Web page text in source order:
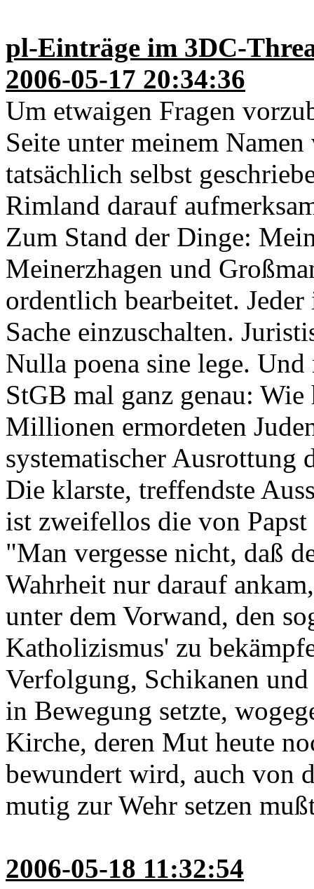
pl-Einträge im 3DC-
2006-05-17 20:34:36
Um etwaigen Fragen
Seite unter meinem
tatsächlich selbst
Rimland darauf
Zum Stand der Dinge:
Meinerzhagen und
ordentlich bearbeitet.
Sache einzuschalten.
Nulla poena sine lege.
StGB mal ganz genau:
Millionen ermordeten
systematischer Ausrottung
Die klarste, treffendste
ist zweifellos die von
"Man vergesse nicht, daß
Wahrheit nur darauf
unter dem Vorwand, den
Katholizismus' zu
Verfolgung, Schikanen
in Bewegung setzte,
Kirche, deren Mut heute
bewundert wird, auch von
mutig zur Wehr setzen
2006-05-18 11:32:54